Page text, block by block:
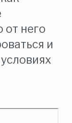
от него
и